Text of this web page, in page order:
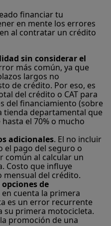
financiar tu
en mente los errores
al contratar un crédito
sin considerar el
más común, ya que
largos no
de crédito. Por eso, es
del crédito o CAT para
del financiamiento (sobre
tienda departamental que
el 70% o mucho
adicionales. El no incluir
el pago del seguro o
común al calcular un
Costo que influye
mensual del crédito.
de
en cuenta la primera
es un error recurrente
su primera motocicleta.
promoción de una